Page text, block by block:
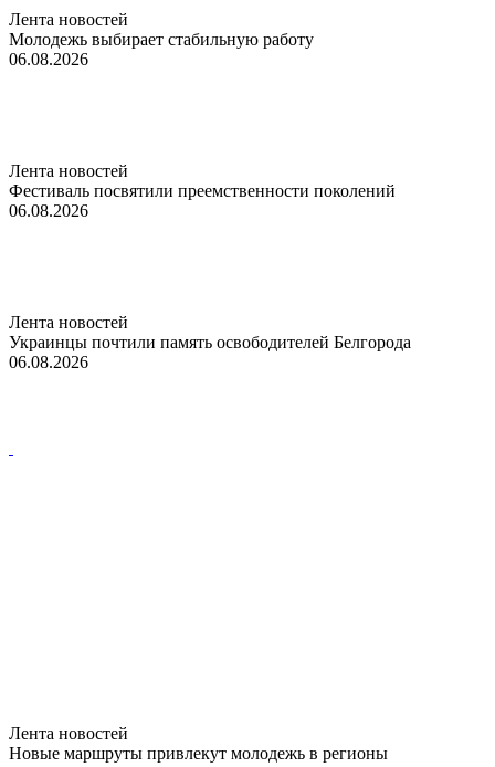
Лента новостей
Молодежь выбирает стабильную работу
06.08.2026
Лента новостей
Фестиваль посвятили преемственности поколений
06.08.2026
Лента новостей
Украинцы почтили память освободителей Белгорода
06.08.2026
Лента новостей
Новые маршруты привлекут молодежь в регионы